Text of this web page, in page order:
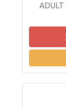
ADULT